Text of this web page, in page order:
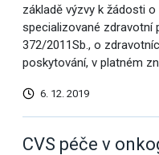
základě výzvy k žádosti
specializované zdravotní
372/2011Sb., o
poskytování, v platném
6. 12. 2019
CVS péče v